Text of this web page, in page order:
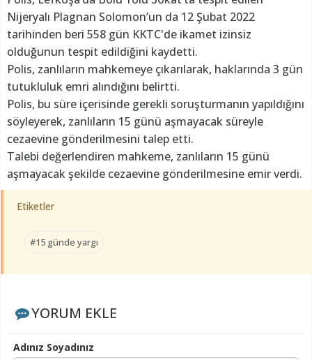
Nijeryalı Plagnan Solomon’un da 12 Şubat 2022
tarihinden beri 558 gün KKTC'de ikamet izinsiz
olduğunun tespit edildiğini kaydetti.
Polis, zanlıların mahkemeye çıkarılarak, haklarında 3 gün
tutukluluk emri alındığını belirtti.
Polis, bu süre içerisinde gerekli soruşturmanın yapıldığını
söyleyerek, zanlıların 15 günü aşmayacak süreyle
cezaevine gönderilmesini talep etti.
Talebi değerlendiren mahkeme, zanlıların 15 günü
aşmayacak şekilde cezaevine gönderilmesine emir verdi.
Etiketler
#15 günde yargı
YORUM EKLE
Adınız Soyadınız